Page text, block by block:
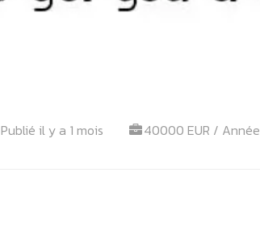
Publié il y a 1 mois 40000 EUR / Année